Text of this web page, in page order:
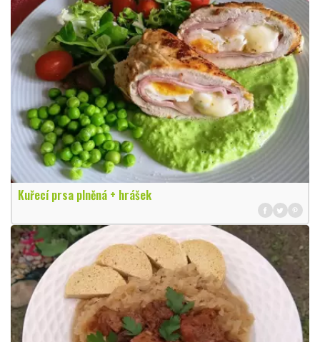
Kuřecí prsa plněná + hrášek